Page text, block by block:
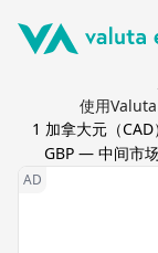
使用Valuta
1 加拿大元 （CAD
GBP — 中间市